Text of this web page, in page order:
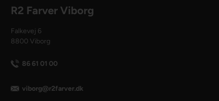
R2 Farver Viborg
Falkevej 6
8800 Viborg
86 61 01 00
viborg@r2farver.dk